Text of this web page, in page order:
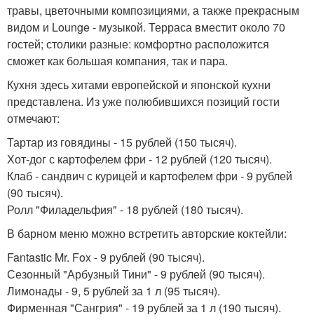
травы, цветочными композициями, а также прекрасным
видом и Lounge - музыкой. Терраса вместит около 70
гостей; столики разные: комфортно расположится
сможет как большая компания, так и пара.
Кухня здесь хитами европейской и японской кухни
представлена. Из уже полюбившихся позиций гости
отмечают:
Тартар из говядины - 15 рублей (150 тысяч).
Хот-дог с картофелем фри - 12 рублей (120 тысяч).
Клаб - сандвич с курицей и картофелем фри - 9 рублей
(90 тысяч).
Ролл "Филадельфия" - 18 рублей (180 тысяч).
В барном меню можно встретить авторские коктейли:
Fantastic Mr. Fox - 9 рублей (90 тысяч).
Сезонный "Арбузный Тини" - 9 рублей (90 тысяч).
Лимонады - 9, 5 рублей за 1 л (95 тысяч).
Фирменная "Сангрия" - 19 рублей за 1 л (190 тысяч).